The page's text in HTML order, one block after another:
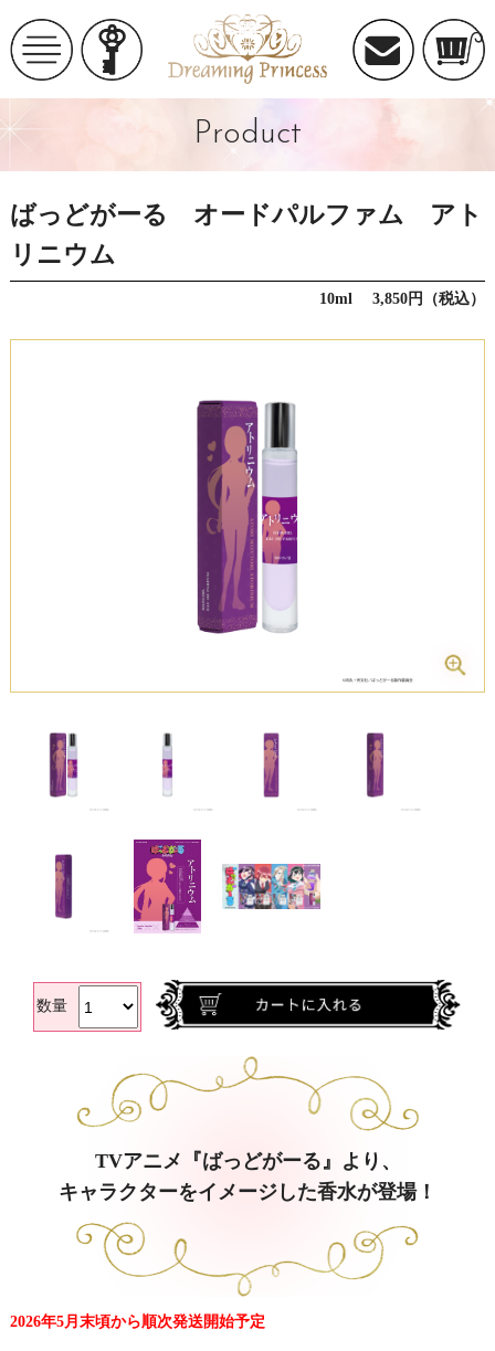
Product
ばっどがーる オードパルファム アト
リニウム
10ml 3,850円（税込）
数量
TVアニメ『ばっどがーる』より、
キャラクターをイメージした香水が登場！
2026年5月末頃から順次発送開始予定